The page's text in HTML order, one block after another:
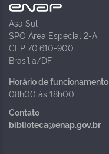
Asa Sul
SPO Área Especial 2-A
CEP 70.610-900
Brasília/DF
Horário de funcionamento
08h00 às 18h00
Contato
biblioteca@enap.gov.br